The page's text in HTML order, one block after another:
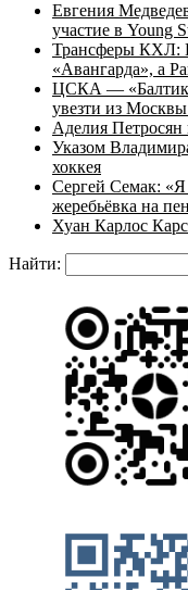
Евгения
участие в Young
Трансферы КХЛ:
«Авангарда», а
ЦСКА —
увезти из
Аделия Петросян
Указом
хоккея
Сергей Семак: «Я
жеребьёвка на
Хуан Карлос
Найти: